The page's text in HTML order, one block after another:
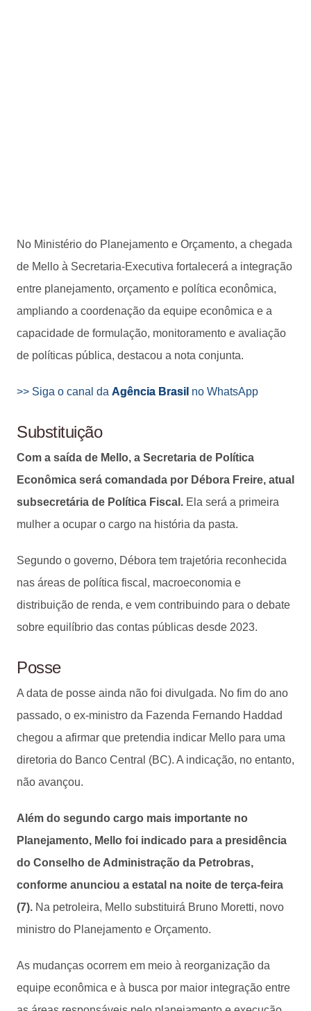
No Ministério do Planejamento e Orçamento, a chegada
de Mello à Secretaria-Executiva fortalecerá a integração
entre planejamento, orçamento e política econômica,
ampliando a coordenação da equipe econômica e a
capacidade de formulação, monitoramento e avaliação
de políticas pública, destacou a nota conjunta.
>> Siga o canal da Agência Brasil no WhatsApp
Substituição
Com a saída de Mello, a Secretaria de Política
Econômica será comandada por Débora Freire, atual
subsecretária de Política Fiscal. Ela será a primeira
mulher a ocupar o cargo na história da pasta.
Segundo o governo, Débora tem trajetória reconhecida
nas áreas de política fiscal, macroeconomia e
distribuição de renda, e vem contribuindo para o debate
sobre equilíbrio das contas públicas desde 2023.
Posse
A data de posse ainda não foi divulgada. No fim do ano
passado, o ex-ministro da Fazenda Fernando Haddad
chegou a afirmar que pretendia indicar Mello para uma
diretoria do Banco Central (BC). A indicação, no entanto,
não avançou.
Além do segundo cargo mais importante no
Planejamento, Mello foi indicado para a presidência
do Conselho de Administração da Petrobras,
conforme anunciou a estatal na noite de terça-feira
(7). Na petroleira, Mello substituirá Bruno Moretti, novo
ministro do Planejamento e Orçamento.
As mudanças ocorrem em meio à reorganização da
equipe econômica e à busca por maior integração entre